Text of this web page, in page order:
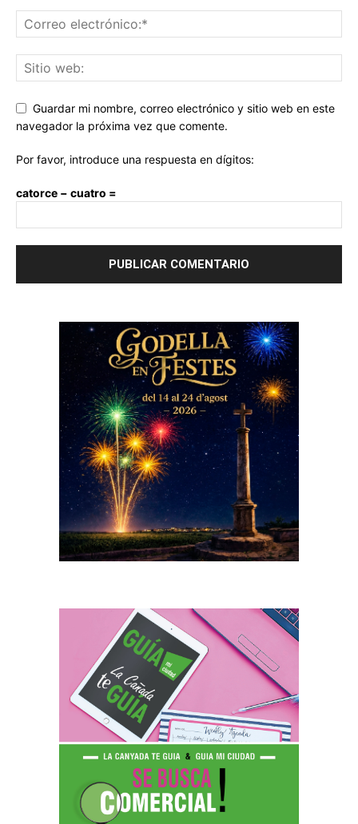
Guardar mi nombre, correo electrónico y sitio web en este
navegador la próxima vez que comente.
Por favor, introduce una respuesta en dígitos:
catorce − cuatro =